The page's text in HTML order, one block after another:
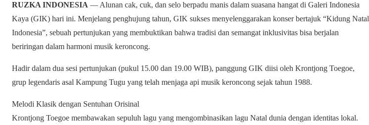
RUZKA INDONESIA — Alunan cak, cuk, dan selo berpadu manis dalam suasana hangat di Galeri Indonesia
Kaya (GIK) hari ini. Menjelang penghujung tahun, GIK sukses menyelenggarakan konser bertajuk “Kidung Natal
Indonesia”, sebuah pertunjukan yang membuktikan bahwa tradisi dan semangat inklusivitas bisa berjalan
beriringan dalam harmoni musik keroncong.
Hadir dalam dua sesi pertunjukan (pukul 15.00 dan 19.00 WIB), panggung GIK diisi oleh Krontjong Toegoe,
grup legendaris asal Kampung Tugu yang telah menjaga api musik keroncong sejak tahun 1988.
Melodi Klasik dengan Sentuhan Orisinal
Krontjong Toegoe membawakan sepuluh lagu yang mengombinasikan lagu Natal dunia dengan identitas lokal.